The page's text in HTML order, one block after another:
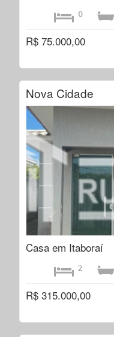
0
R$ 75.000,00
Nova Cidade
Casa em Itaboraí
2
R$ 315.000,00